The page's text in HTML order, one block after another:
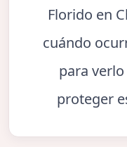
Florido en
cuándo
para
proteger